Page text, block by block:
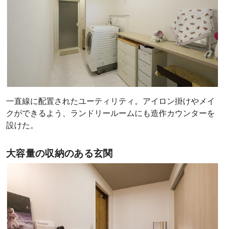
一直線に配置されたユーティリティ。アイロン掛けやメイ
クができるよう、ランドリールームにも造作カウンターを
設けた。
大容量の収納のある玄関